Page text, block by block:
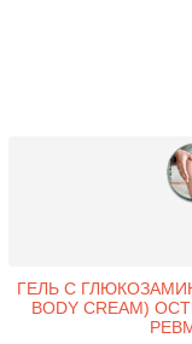
ГЕЛЬ С
BODY CREAM)